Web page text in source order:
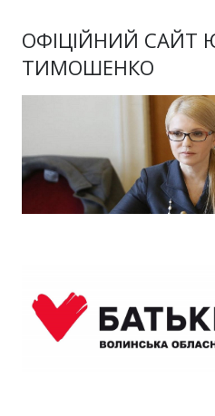
ОФІЦІЙНИЙ САЙТ
ТИМОШЕНКО